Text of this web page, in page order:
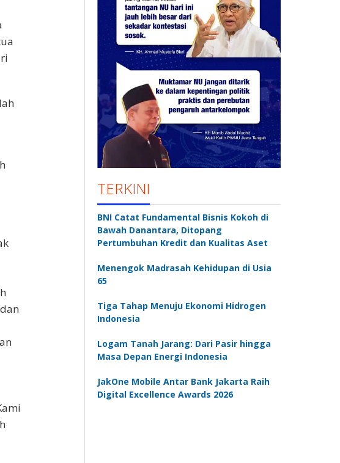
TERKINI
BNI Catat Fundamental Bisnis Kokoh di
Bawah Danantara, Ditopang
Pertumbuhan Kredit dan Kualitas Aset
Menengok Madrasah Kehidupan di Usia
65
Tiga Tahap Menuju Ekonomi Hidrogen
Indonesia
Logam Tanah Jarang: Dari Pasir hingga
Masa Depan Energi Indonesia
JakOne Mobile Antar Bank Jakarta Raih
Digital Excellence Awards 2026